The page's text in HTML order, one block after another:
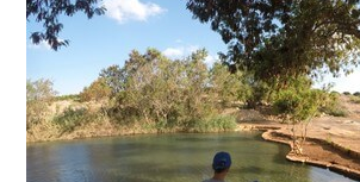
יום מלא